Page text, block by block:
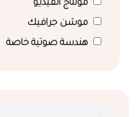
مونتاج الفيديو
موشن جرافيك
هندسة صوتية خاصة